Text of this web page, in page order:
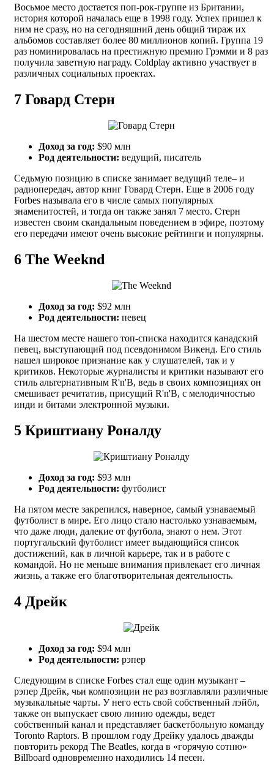
Восьмое место достается поп-рок-группе из Британии,
история которой началась еще в 1998 году. Успех пришел к
ним не сразу, но на сегодняшний день общий тираж их
альбомов составляет более 80 миллионов копий. Группа 19
раз номинировалась на престижную премию Грэмми и 8 раз
получила заветную награду. Coldplay активно участвует в
различных социальных проектах.
7 Говард Стерн
Доход за год: $90 млн
Род деятельности: ведущий, писатель
Седьмую позицию в списке занимает ведущий теле– и
радиопередач, автор книг Говард Стерн. Еще в 2006 году
Forbes называла его в числе самых популярных
знаменитостей, и тогда он также занял 7 место. Стерн
известен своим скандальным поведением в эфире, поэтому
его передачи имеют очень высокие рейтинги и популярны.
6 The Weeknd
Доход за год: $92 млн
Род деятельности: певец
На шестом месте нашего топ-списка находится канадский
певец, выступающий под псевдонимом Викенд. Его стиль
нашел широкое признание как у слушателей, так и у
критиков. Некоторые журналисты и критики называют его
стиль альтернативным R'n'B, ведь в своих композициях он
смешивает речитатив, присущий R'n'B, с мелодичностью
инди и битами электронной музыки.
5 Криштиану Роналду
Доход за год: $93 млн
Род деятельности: футболист
На пятом месте закрепился, наверное, самый узнаваемый
футболист в мире. Его лицо стало настолько узнаваемым,
что даже люди, далекие от футбола, знают о нем. Этот
португальский футболист имеет выдающийся список
достижений, как в личной карьере, так и в работе с
командой. Но не меньше внимания привлекает его личная
жизнь, а также его благотворительная деятельность.
4 Дрейк
Доход за год: $94 млн
Род деятельности: рэпер
Следующим в списке Forbes стал еще один музыкант –
рэпер Дрейк, чьи композиции не раз возглавляли различные
музыкальные чарты. У него есть свой собственный лэйбл,
также он выпускает свою линию одежды, ведет
собственный канал и представляет баскетбольную команду
Toronto Raptors. В прошлом году Дрейку удалось дважды
повторить рекорд The Beatles, когда в «горячую сотню»
Billboard одновременно находились 14 песен.